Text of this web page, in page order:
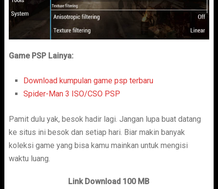
Game PSP Lainya:
Download kumpulan game psp terbaru
Spider-Man 3 ISO/CSO PSP
Pamit dulu yak, besok hadir lagi. Jangan lupa buat datang
ke situs ini besok dan setiap hari. Biar makin banyak
koleksi game yang bisa kamu mainkan untuk mengisi
waktu luang.
Link Download 100 MB